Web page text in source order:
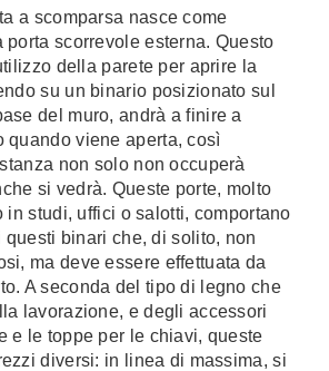
a scomparsa nasce come
scorrevole esterna. Questo
della parete per aprire la
su un binario posizionato sul
del muro, andrà a finire a
quando viene aperta, così
non solo non occuperà
si vedrà. Queste porte, molto
in studi, uffici o salotti, comportano
questi binari che, di solito, non
ma deve essere effettuata da
A seconda del tipo di legno che
lavorazione, e degli accessori
e le toppe per le chiavi, queste
diversi: in linea di massima, si